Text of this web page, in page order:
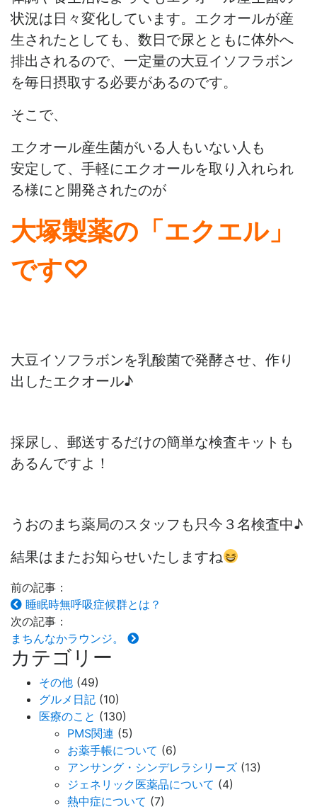
状況は日々変化しています。エクオールが産
生されたとしても、数日で尿とともに体外へ
排出されるので、一定量の大豆イソフラボン
を毎日摂取する必要があるのです。
そこで、
エクオール産生菌がいる人もいない人も
安定して、手軽にエクオールを取り入れられ
る様にと開発されたのが
大塚製薬の「エクエル」
です♡
大豆イソフラボンを乳酸菌で発酵させ、作り
出したエクオール♪
採尿し、郵送するだけの簡単な検査キットも
あるんですよ！
うおのまち薬局のスタッフも只今３名検査中♪
結果はまたお知らせいたしますね
前の記事：
睡眠時無呼吸症候群とは？
次の記事：
まちんなかラウンジ。
カテゴリー
その他 (49)
グルメ日記 (10)
医療のこと (130)
PMS関連 (5)
お薬手帳について (6)
アンサング・シンデレラシリーズ (13)
ジェネリック医薬品について (4)
熱中症について (7)